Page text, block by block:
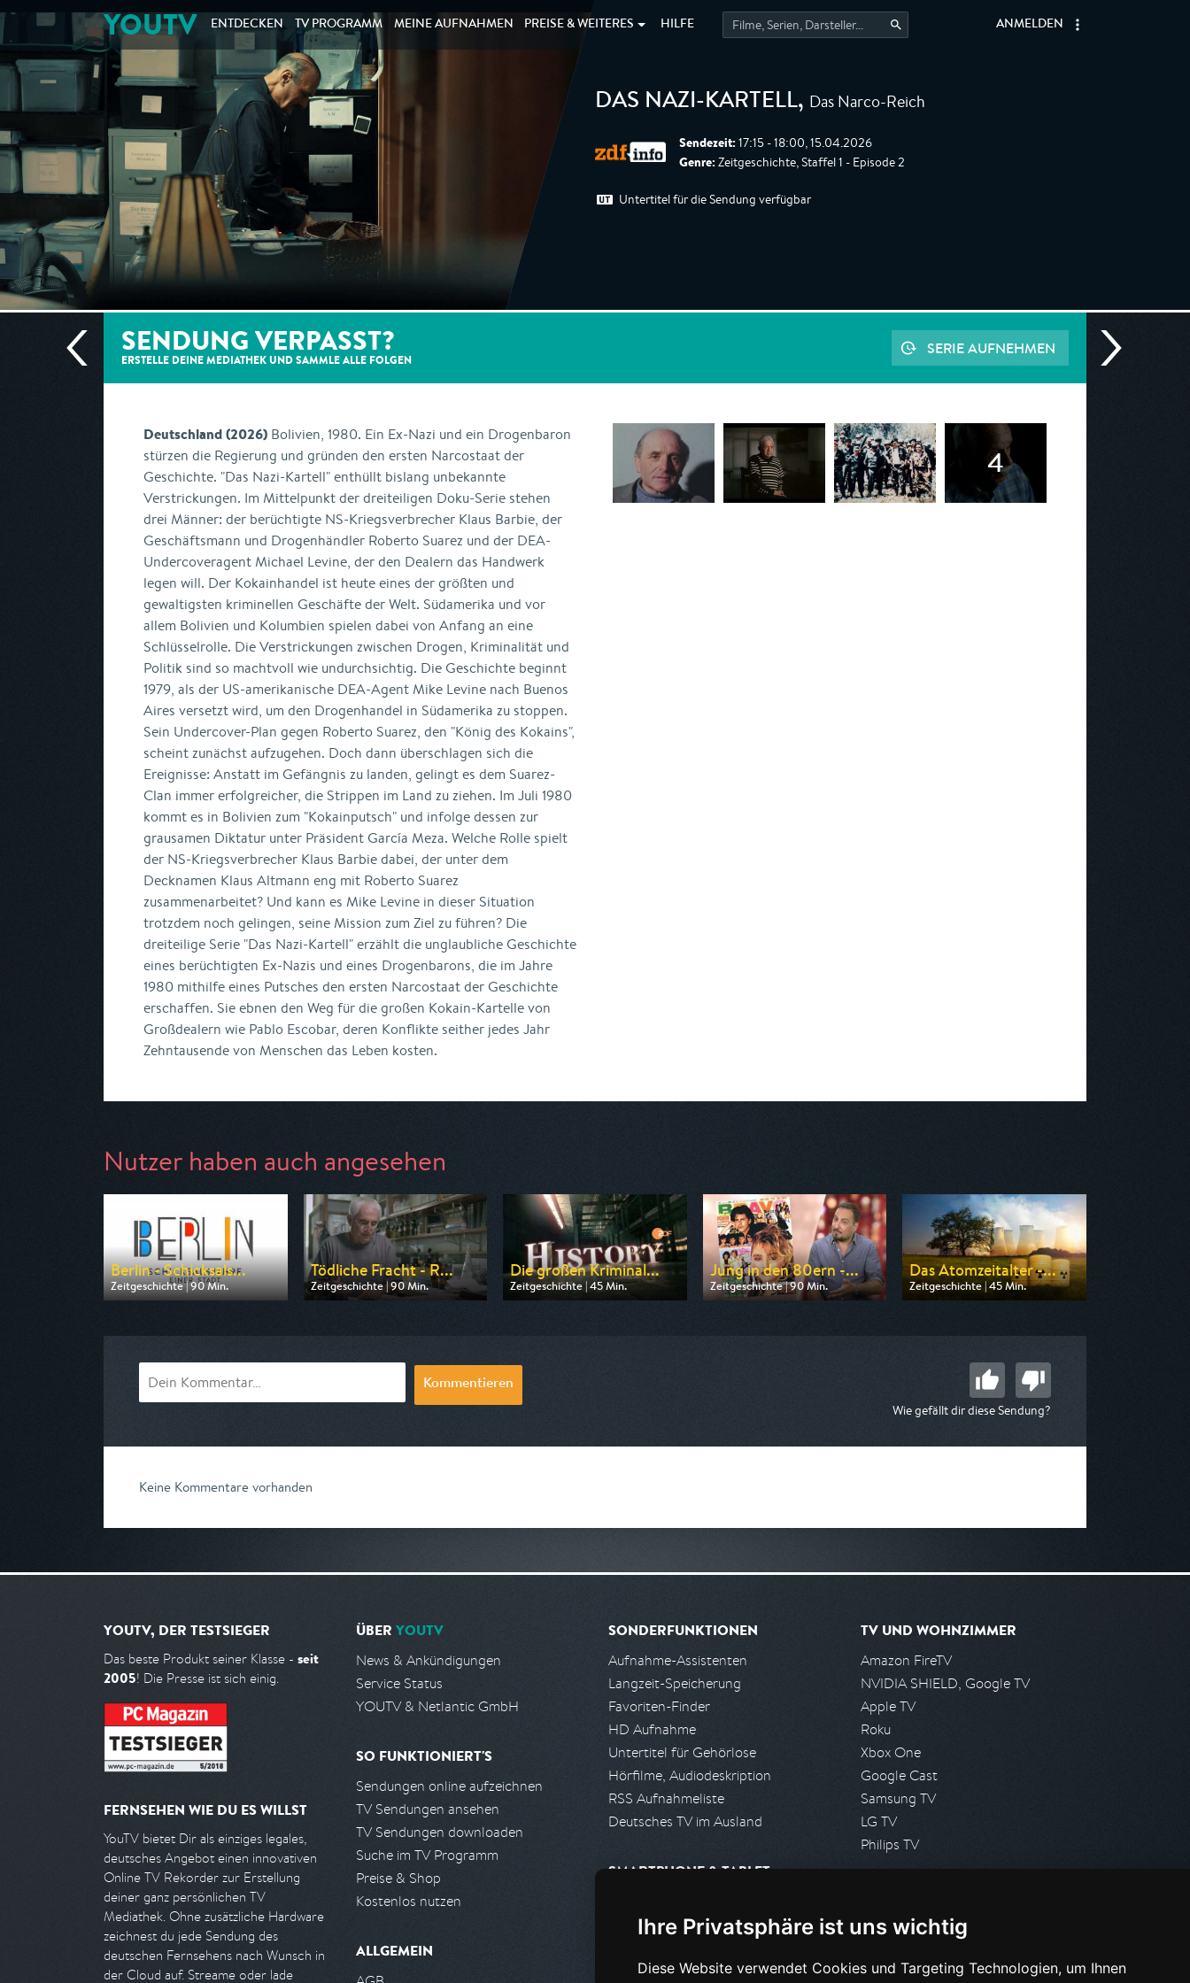
Ihre Privatsphäre ist uns wichtig
Diese Website verwendet Cookies und Targeting Technologien, um Ihnen
YOUTV ENTDECKEN TV PROGRAMM MEINE AUFNAHMEN PREISE & WEITERES HILFE ANMELDEN
DAS NAZI-KARTELL, Das Narco-Reich
Sendezeit: 17:15 - 18:00, 15.04.2026
Genre: Zeitgeschichte, Staffel 1 - Episode 2
Untertitel für die Sendung verfügbar
SENDUNG VERPASST?
ERSTELLE DEINE MEDIATHEK UND SAMMLE ALLE FOLGEN
SERIE AUFNEHMEN
Deutschland (2026) Bolivien, 1980. Ein Ex-Nazi und ein Drogenbaron
stürzen die Regierung und gründen den ersten Narcostaat der
Geschichte. "Das Nazi-Kartell" enthüllt bislang unbekannte
Verstrickungen. Im Mittelpunkt der dreiteiligen Doku-Serie stehen
drei Männer: der berüchtigte NS-Kriegsverbrecher Klaus Barbie, der
Geschäftsmann und Drogenhändler Roberto Suarez und der DEA-
Undercoveragent Michael Levine, der den Dealern das Handwerk
legen will. Der Kokainhandel ist heute eines der größten und
gewaltigsten kriminellen Geschäfte der Welt. Südamerika und vor
allem Bolivien und Kolumbien spielen dabei von Anfang an eine
Schlüsselrolle. Die Verstrickungen zwischen Drogen, Kriminalität und
Politik sind so machtvoll wie undurchsichtig. Die Geschichte beginnt
1979, als der US-amerikanische DEA-Agent Mike Levine nach Buenos
Aires versetzt wird, um den Drogenhandel in Südamerika zu stoppen.
Sein Undercover-Plan gegen Roberto Suarez, den "König des Kokains",
scheint zunächst aufzugehen. Doch dann überschlagen sich die
Ereignisse: Anstatt im Gefängnis zu landen, gelingt es dem Suarez-
Clan immer erfolgreicher, die Strippen im Land zu ziehen. Im Juli 1980
kommt es in Bolivien zum "Kokainputsch" und infolge dessen zur
grausamen Diktatur unter Präsident García Meza. Welche Rolle spielt
der NS-Kriegsverbrecher Klaus Barbie dabei, der unter dem
Decknamen Klaus Altmann eng mit Roberto Suarez
zusammenarbeitet? Und kann es Mike Levine in dieser Situation
trotzdem noch gelingen, seine Mission zum Ziel zu führen? Die
dreiteilige Serie "Das Nazi-Kartell" erzählt die unglaubliche Geschichte
eines berüchtigten Ex-Nazis und eines Drogenbarons, die im Jahre
1980 mithilfe eines Putsches den ersten Narcostaat der Geschichte
erschaffen. Sie ebnen den Weg für die großen Kokain-Kartelle von
Großdealern wie Pablo Escobar, deren Konflikte seither jedes Jahr
Zehntausende von Menschen das Leben kosten.
Nutzer haben auch angesehen
Berlin - Schicksals...
Zeitgeschichte | 90 Min.
Ausgestrahlt von rbb
Tödliche Fracht - R...
Zeitgeschichte | 90 Min.
Ausgestrahlt von ZDF info
Die großen Kriminal...
Zeitgeschichte | 45 Min.
Ausgestrahlt von ZDF info
Jung in den 80ern -...
Zeitgeschichte | 90 Min.
Ausgestrahlt von WDR
Das Atomzeitalter -...
Zeitgeschichte | 45 Min.
Ausgestrahlt von ZDF info
Kommentieren
Wie gefällt dir diese Sendung?
Keine Kommentare vorhanden
YOUTV, DER TESTSIEGER
Das beste Produkt seiner Klasse - seit
2005! Die Presse ist sich einig.
FERNSEHEN WIE DU ES WILLST
YouTV bietet Dir als einziges legales,
deutsches Angebot einen innovativen
Online TV Rekorder zur Erstellung
deiner ganz persönlichen TV
Mediathek. Ohne zusätzliche Hardware
zeichnest du jede Sendung des
deutschen Fernsehens nach Wunsch in
der Cloud auf. Streame oder lade
ÜBER YOUTV
News & Ankündigungen
Service Status
YOUTV & Netlantic GmbH
SO FUNKTIONIERT'S
Sendungen online aufzeichnen
TV Sendungen ansehen
TV Sendungen downloaden
Suche im TV Programm
Preise & Shop
Kostenlos nutzen
ALLGEMEIN
SONDERFUNKTIONEN
Aufnahme-Assistenten
Langzeit-Speicherung
Favoriten-Finder
HD Aufnahme
Untertitel für Gehörlose
Hörfilme, Audiodeskription
RSS Aufnahmeliste
Deutsches TV im Ausland
SMARTPHONE & TABLET
Android App
PARTNER
TV UND WOHNZIMMER
Amazon FireTV
NVIDIA SHIELD, Google TV
Apple TV
Roku
Xbox One
Google Cast
Samsung TV
LG TV
Philips TV
Presseanfrage stellen